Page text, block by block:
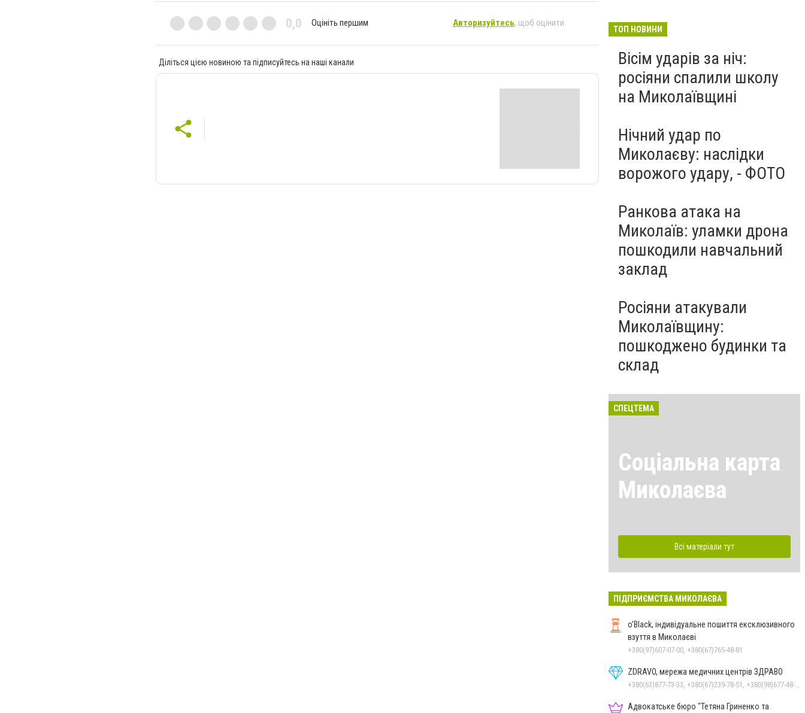
0,0 Оцініть першим Авторизуйтесь, щоб оцінити
Діліться цією новиною та підписуйтесь на наші канали
ТОП НОВИНИ
Вісім ударів за ніч:
росіяни спалили школу
на Миколаївщині
Нічний удар по
Миколаєву: наслідки
ворожого удару, - ФОТО
Ранкова атака на
Миколаїв: уламки дрона
пошкодили навчальний
заклад
Росіяни атакували
Миколаївщину:
пошкоджено будинки та
склад
СПЕЦТЕМА
Соціальна карта
Миколаєва
Всі матеріали тут
ПІДПРИЄМСТВА МИКОЛАЄВА
o'Black, індивідуальне пошиття ексклюзивного
взуття в Миколаєві
+380(97)607-07-00, +380(67)765-48-81
ZDRAVO, мережа медичних центрів ЗДРАВО
Адвокатське бюро "Тетяна Гриненко та